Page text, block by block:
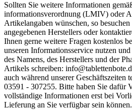
Sollten Sie weitere Informationen
informations­verordnung (LMIV) oder
Artikelangaben wünschen, so
angegebenen Herstellers oder
Ihnen gerne weitere Fragen kostenlos
unseren Informationsservice nutzen
des Namens, des Herstellers und der
Artikels schreiben:
auch während unserer Geschäftszeiten
03591 - 307255. Bitte haben Sie dafür
vollständige Informationen erst bei
Lieferung an Sie verfügbar sein können.